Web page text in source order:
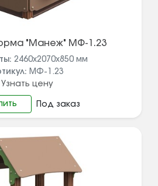
"Манеж" МФ-1.23
2460х2070х850 мм
МФ-1.23
Узнать цену
Под заказ